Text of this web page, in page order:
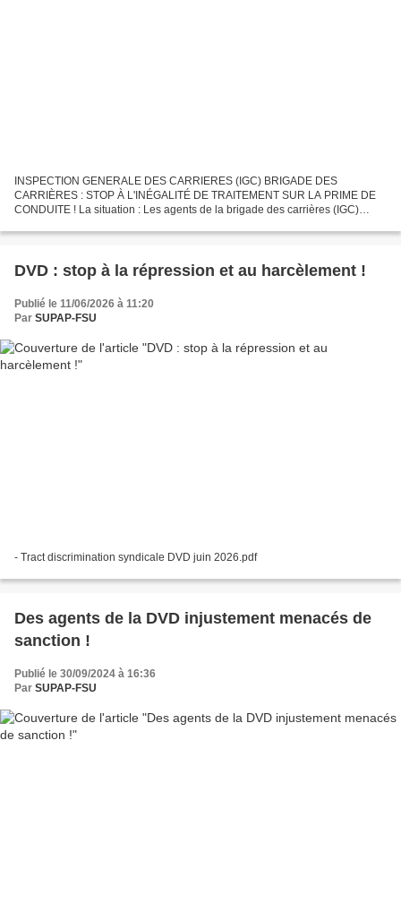
INSPECTION GENERALE DES CARRIERES (IGC) BRIGADE DES
CARRIÈRES : STOP À L'INÉGALITÉ DE TRAITEMENT SUR LA PRIME DE
CONDUITE ! La situation : Les agents de la brigade des carrières (IGC)
DVD : stop à la répression et au harcèlement !
Publié le 11/06/2026 à 11:20
Par SUPAP-FSU
- Tract discrimination syndicale DVD juin 2026.pdf
Des agents de la DVD injustement menacés de
sanction !
Publié le 30/09/2024 à 16:36
Par SUPAP-FSU